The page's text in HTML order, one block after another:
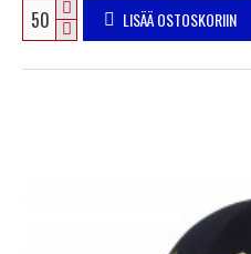
LISÄÄ OSTOSKORIIN